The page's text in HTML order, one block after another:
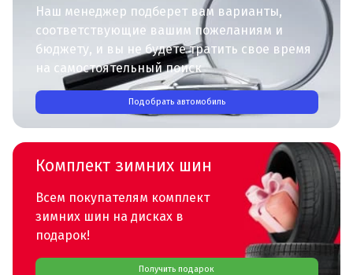
Наш менеджер подберет вам варианты,
соответствующие вашим пожеланиям и
бюджету, и вы не будете тратить свое время
на самостоятельный поиск
Подобрать автомобиль
Комплект зимних шин
Всем покупателям комплект
зимних шин на дисках в
подарок!
Получить подарок